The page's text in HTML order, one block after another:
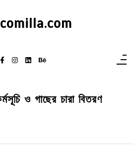
ও গাছের চারা বিতরণ